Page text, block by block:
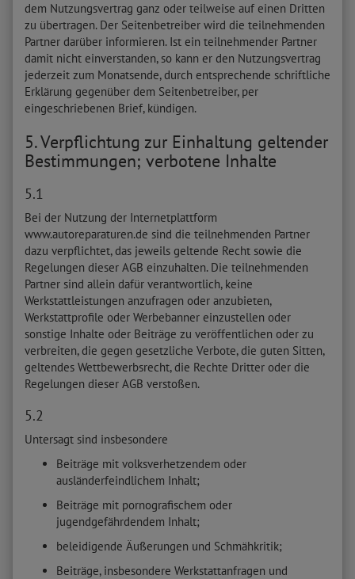
dem Nutzungsvertrag ganz oder teilweise auf einen Dritten
zu übertragen. Der Seitenbetreiber wird die teilnehmenden
Partner darüber informieren. Ist ein teilnehmender Partner
damit nicht einverstanden, so kann er den Nutzungsvertrag
jederzeit zum Monatsende, durch entsprechende schriftliche
Erklärung gegenüber dem Seitenbetreiber, per
eingeschriebenen Brief, kündigen.
5. Verpflichtung zur Einhaltung geltender
Bestimmungen; verbotene Inhalte
5.1
Bei der Nutzung der Internetplattform
www.autoreparaturen.de sind die teilnehmenden Partner
dazu verpflichtet, das jeweils geltende Recht sowie die
Regelungen dieser AGB einzuhalten. Die teilnehmenden
Partner sind allein dafür verantwortlich, keine
Werkstattleistungen anzufragen oder anzubieten,
Werkstattprofile oder Werbebanner einzustellen oder
sonstige Inhalte oder Beiträge zu veröffentlichen oder zu
verbreiten, die gegen gesetzliche Verbote, die guten Sitten,
geltendes Wettbewerbsrecht, die Rechte Dritter oder die
Regelungen dieser AGB verstoßen.
5.2
Untersagt sind insbesondere
Beiträge mit volksverhetzendem oder
ausländerfeindlichem Inhalt;
Beiträge mit pornografischem oder
jugendgefährdendem Inhalt;
beleidigende Äußerungen und Schmähkritik;
Beiträge, insbesondere Werkstattanfragen und